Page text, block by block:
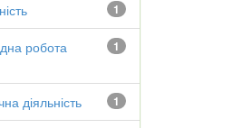
1
1
робота
1
діяльність